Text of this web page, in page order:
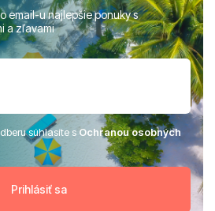
email-u najlepšie ponuky s
a zľavami
súhlasíte sOchranou osobných